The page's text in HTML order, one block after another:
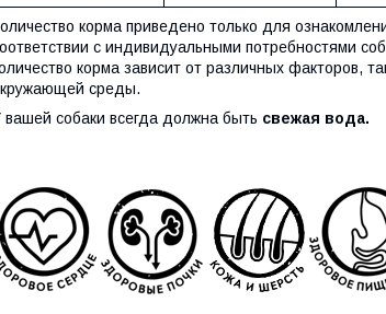
корма приведено только для
с индивидуальными потребностями
корма зависит от различных факторов,
среды.
вашей собаки всегда должна быть свежая вода.